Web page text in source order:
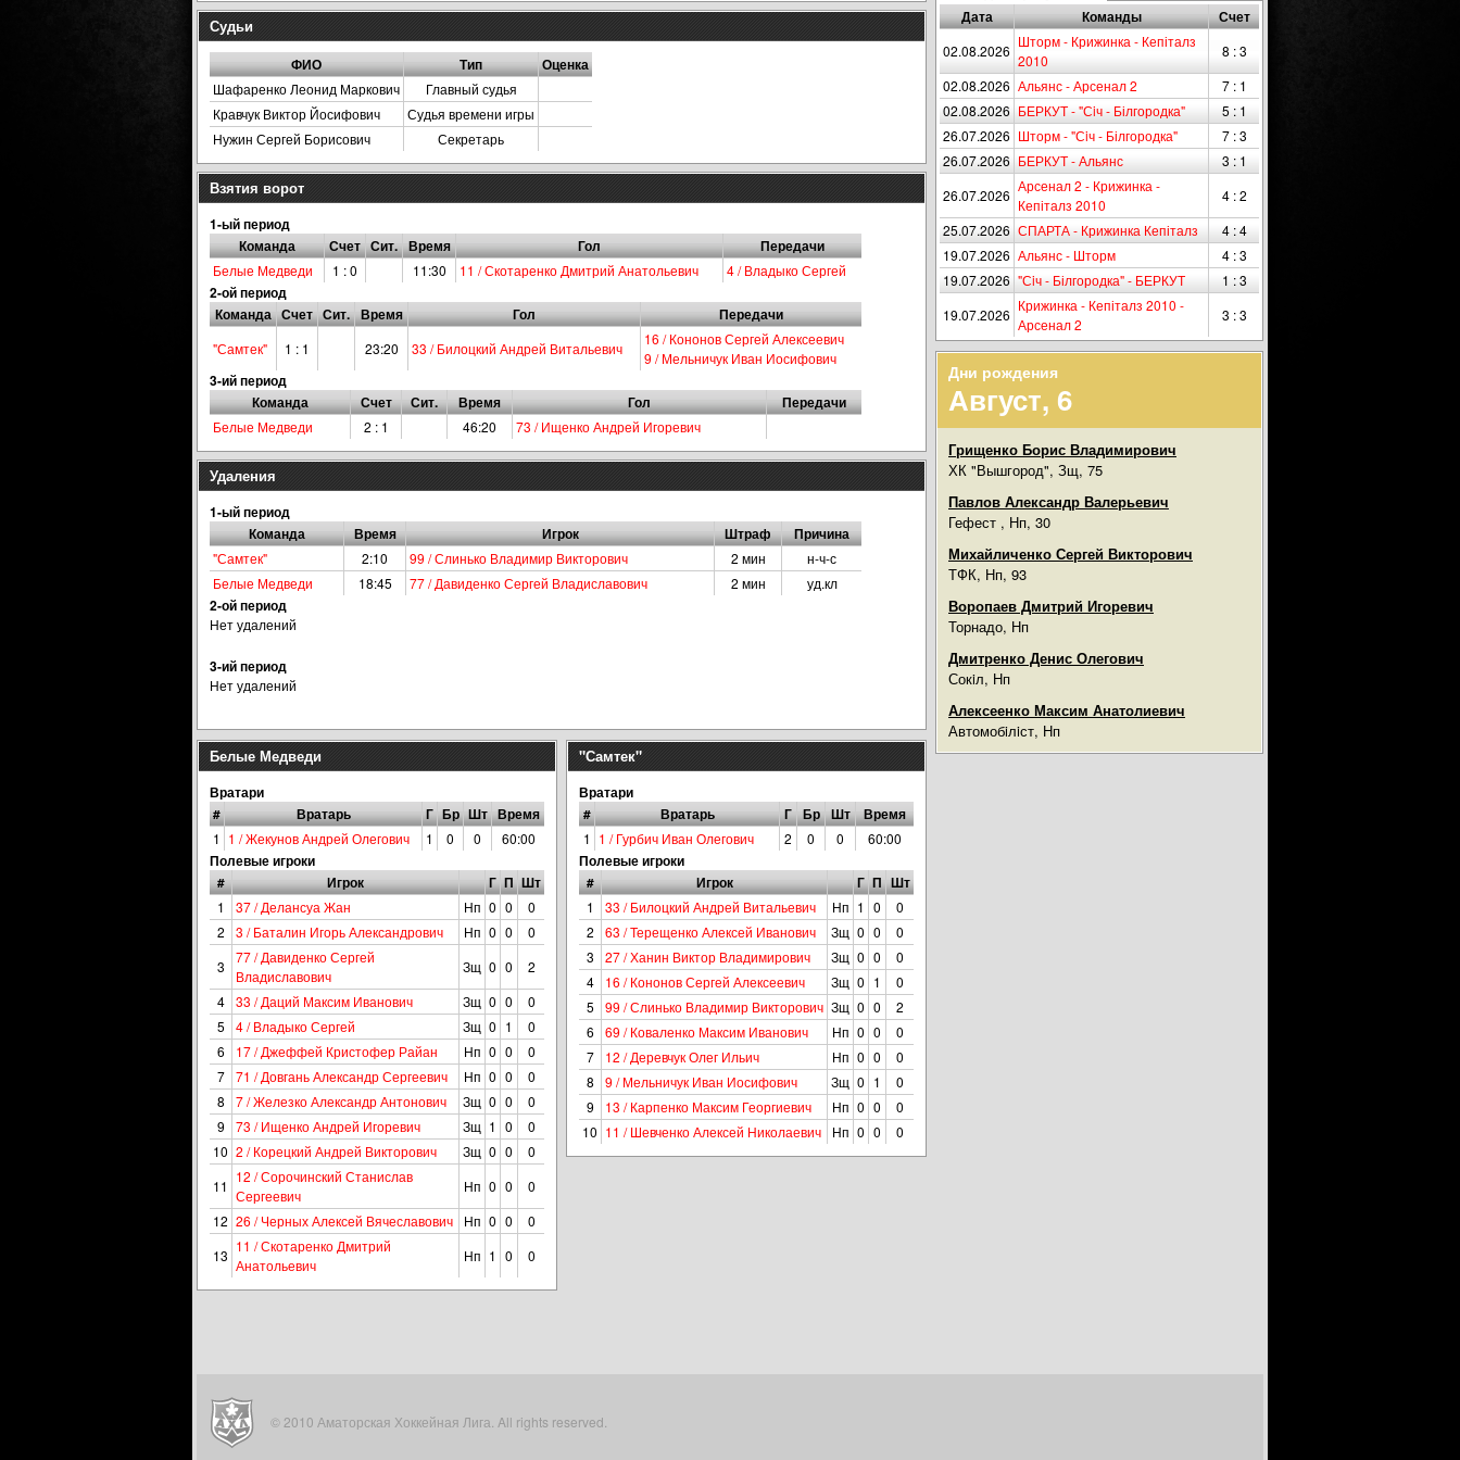
Дата Команды Счет
02.08.2026
Шторм - Крижинка - Кепіталз
2010
8 : 3
02.08.2026 Альянс - Арсенал 2
7 : 1
02.08.2026 БЕРКУТ - "Сiч - Білгородка"
5 : 1
26.07.2026 Шторм - "Сiч - Білгородка"
7 : 3
26.07.2026 БЕРКУТ - Альянс
3 : 1
26.07.2026
Арсенал 2 - Крижинка -
Кепіталз 2010
4 : 2
25.07.2026 СПАРТА - Крижинка Кепіталз
4 : 4
19.07.2026 Альянс - Шторм
4 : 3
19.07.2026 "Сiч - Білгородка" - БЕРКУТ
1 : 3
19.07.2026
Крижинка - Кепіталз 2010 -
Арсенал 2
3 : 3
Дни рождения
Август, 6
Грищенко Борис Владимирович
ХК "Вышгород", Зщ, 75
Павлов Александр Валерьевич
Гефест , Нп, 30
Михайличенко Сергей Викторович
ТФК, Нп, 93
Воропаев Дмитрий Игоревич
Торнадо, Нп
Дмитренко Денис Олегович
Сокiл, Нп
Алексеенко Максим Анатолиевич
Автомобiлiст, Нп
Судьи
ФИО Тип Оценка
Шафаренко Леонид Маркович
Главный судья
Кравчук Виктор Йосифович
Судья времени игры
Нужин Сергей Борисович
Секретарь
Взятия ворот
1-ый период
Команда
Счет Сит. Время Гол Передачи
Белые Медведи 1 : 0 11:30 11 / Скотаренко Дмитрий Анатольевич 4 / Владыко Сергей
2-ой период
Команда Счет Сит. Время Гол Передачи
"Самтек" 1 : 1 23:20 33 / Билоцкий Андрей Витальевич
16 / Кононов Сергей Алексеевич
9 / Мельничук Иван Иосифович
3-ий период
Команда
Счет Сит. Время Гол Передачи
Белые Медведи 2 : 1 46:20 73 / Ищенко Андрей Игоревич
Удаления
1-ый период
Команда
Время Игрок Штраф Причина
"Самтек" 2:10 99 / Слинько Владимир Викторович 2 мин
н-ч-с
Белые Медведи
18:45 77 / Давиденко Сергей Владиславович 2 мин уд.кл
2-ой период
Нет удалений
3-ий период
Нет удалений
Белые Медведи
Вратари
#
Вратарь Г Бр Шт Время
1 1 / Жекунов Андрей Олегович 1 0 0 60:00
Полевые игроки
#
Игрок Г П Шт
1 37 / Делансуа Жан Нп 0 0
0
2
3 / Баталин Игорь Александрович Нп 0 0
0
3
77 / Давиденко Сергей
Владиславович
Зщ 0 0
2
4
33 / Даций Максим Иванович Зщ 0 0
0
5
4 / Владыко Сергей Зщ 0 1
0
6
17 / Джеффей Кристофер Райан Нп 0 0
0
7
71 / Довгань Александр Сергеевич Нп 0 0
0
8
7 / Железко Александр Антонович Зщ 0 0
0
9
73 / Ищенко Андрей Игоревич Зщ 1 0
0
10 2 / Корецкий Андрей Викторович Зщ 0 0
0
11
12 / Сорочинский Станислав
Сергеевич
Нп 0 0
0
12 26 / Черных Алексей Вячеславович Нп 0 0
0
13
11 / Скотаренко Дмитрий
Анатольевич
Нп 1 0 0
"Самтек"
Вратари
#
Вратарь Г Бр Шт Время
1 1 / Гурбич Иван Олегович 2 0 0 60:00
Полевые игроки
#
Игрок Г П Шт
1 33 / Билоцкий Андрей Витальевич Нп 1 0
0
2
63 / Терещенко Алексей Иванович Зщ 0 0
0
3
27 / Ханин Виктор Владимирович Зщ 0 0
0
4
16 / Кононов Сергей Алексеевич Зщ 0 1
0
5
99 / Слинько Владимир Викторович Зщ 0 0
2
6
69 / Коваленко Максим Иванович Нп 0 0
0
7
12 / Деревчук Олег Ильич Нп 0 0
0
8
9 / Мельничук Иван Иосифович Зщ 0 1
0
9
13 / Карпенко Максим Георгиевич Нп 0 0
0
10 11 / Шевченко Алексей Николаевич Нп 0 0 0
© 2010 Аматорская Хоккейная Лига. All rights reserved.